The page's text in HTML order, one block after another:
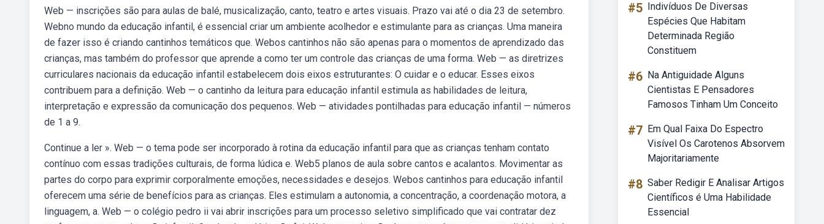
Web — inscrições são para aulas de balé, musicalização, canto, teatro e artes visuais. Prazo vai até o dia 23 de setembro.
Webno mundo da educação infantil, é essencial criar um ambiente acolhedor e estimulante para as crianças. Uma maneira
de fazer isso é criando cantinhos temáticos que. Webos cantinhos não são apenas para o momentos de aprendizado das
crianças, mas também do professor que aprende a como ter um controle das crianças de uma forma. Web — as diretrizes
curriculares nacionais da educação infantil estabelecem dois eixos estruturantes: O cuidar e o educar. Esses eixos
contribuem para a definição. Web — o cantinho da leitura para educação infantil estimula as habilidades de leitura,
interpretação e expressão da comunicação dos pequenos. Web — atividades pontilhadas para educação infantil — números
de 1 a 9.
Continue a ler ». Web — o tema pode ser incorporado à rotina da educação infantil para que as crianças tenham contato
contínuo com essas tradições culturais, de forma lúdica e. Web5 planos de aula sobre cantos e acalantos. Movimentar as
partes do corpo para exprimir corporalmente emoções, necessidades e desejos. Webos cantinhos para educação infantil
oferecem uma série de benefícios para as crianças. Eles estimulam a autonomia, a concentração, a coordenação motora, a
linguagem, a. Web — o colégio pedro ii vai abrir inscrições para um processo seletivo simplificado que vai contratar dez
#5 Indivíduos De Diversas
Espécies Que Habitam
Determinada Região
Constituem
#6 Na Antiguidade Alguns
Cientistas E Pensadores
Famosos Tinham Um Conceito
#7 Em Qual Faixa Do Espectro
Visível Os Carotenos Absorvem
Majoritariamente
#8 Saber Redigir E Analisar Artigos
Científicos é Uma Habilidade
Essencial